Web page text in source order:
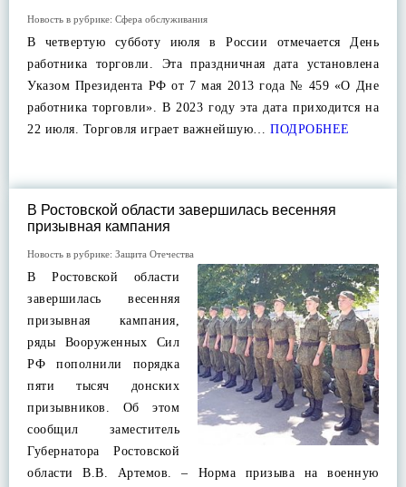
Новость в рубрике: Сфера обслуживания
В четвертую субботу июля в России отмечается День
работника торговли. Эта праздничная дата установлена
Указом Президента РФ от 7 мая 2013 года № 459 «О Дне
работника торговли». В 2023 году эта дата приходится на
22 июля. Торговля играет важнейшую… ПОДРОБНЕЕ
В Ростовской области завершилась весенняя
призывная кампания
Новость в рубрике: Защита Отечества
В Ростовской области
завершилась весенняя
призывная кампания,
ряды Вооруженных Сил
РФ пополнили порядка
пяти тысяч донских
призывников. Об этом
сообщил заместитель
Губернатора Ростовской
области В.В. Артемов. – Норма призыва на военную